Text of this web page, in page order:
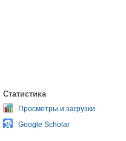
Статистика
Просмотры и загрузки
Google Scholar